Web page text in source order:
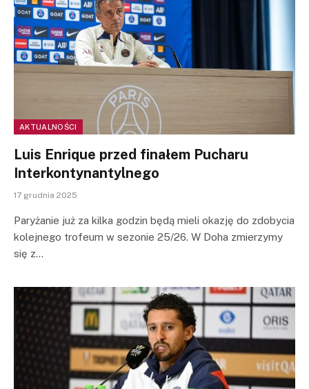
AKTUALNOŚCI
Luis Enrique przed finałem Pucharu
Interkontynantylnego
17 grudnia 2025
Paryżanie już za kilka godzin będą mieli okazję do zdobycia
kolejnego trofeum w sezonie 25/26. W Doha zmierzymy
się z…